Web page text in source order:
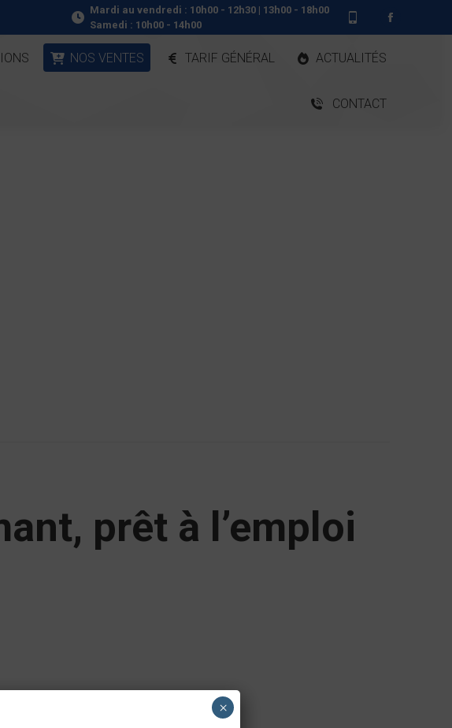
Mardi au vendredi : 10h00 - 12h30 | 13h00 - 18h00
Samedi : 10h00 - 14h00
Facebook
NOS VENTES TARIF GÉNÉRAL ACTUALITÉS
CONTACT
prêt à l’emploi
×